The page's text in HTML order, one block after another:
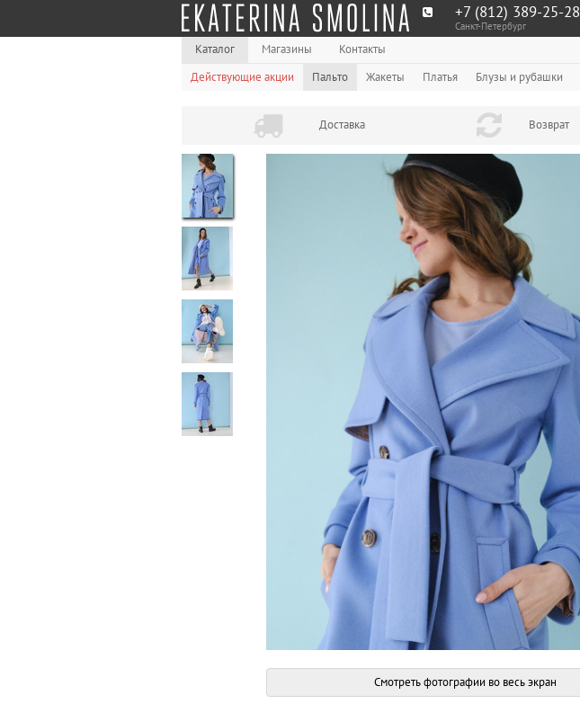
+7 (812) 389-25-28
Санкт-Петербург
Каталог Магазины Контакты
Действующие акции
Пальто Жакеты Платья Блузы и рубашки
Доставка Возврат
Смотреть фотографии во весь экран